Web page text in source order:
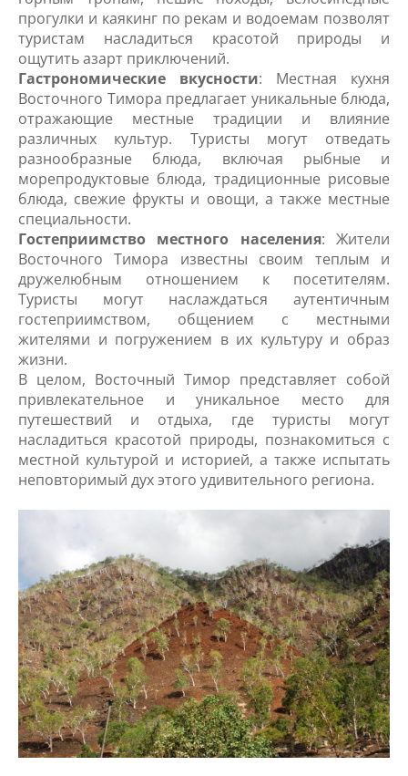
прогулки и каякинг по рекам и водоемам позволят
туристам насладиться красотой природы и
ощутить азарт приключений.
Гастрономические вкусности: Местная кухня
Восточного Тимора предлагает уникальные блюда,
отражающие местные традиции и влияние
различных культур. Туристы могут отведать
разнообразные блюда, включая рыбные и
морепродуктовые блюда, традиционные рисовые
блюда, свежие фрукты и овощи, а также местные
специальности.
Гостеприимство местного населения: Жители
Восточного Тимора известны своим теплым и
дружелюбным отношением к посетителям.
Туристы могут наслаждаться аутентичным
гостеприимством, общением с местными
жителями и погружением в их культуру и образ
жизни.
В целом, Восточный Тимор представляет собой
привлекательное и уникальное место для
путешествий и отдыха, где туристы могут
насладиться красотой природы, познакомиться с
местной культурой и историей, а также испытать
неповторимый дух этого удивительного региона.